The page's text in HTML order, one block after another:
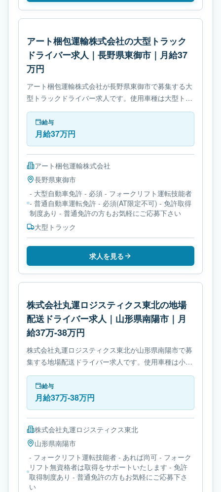
アート梱包運輸株式会社の大型トラック
ドライバー求人｜長野県東御市｜月給37
万円
アート梱包運輸株式会社が長野県東御市で募集する大
型トラックドライバー求人です。使用車種は大型トラ
ックです。勤務時間は- 変形労働時間制です。必要免
許は- 大型自動車免許です。
給与
月給37万円
アート梱包運輸株式会社
長野県東御市
- 大型自動車免許 - 必須 - フォークリフト運転技能者
- 普通自動車運転免許 - 必須(AT限定不可) - 免許取得
制度あり - 普通免許の方もお気軽にご応募下さい
大型トラック
求人を見る
株式会社丸運ロジスティクス東北の地場
配送ドライバー求人｜山形県南陽市｜月
給37万-38万円
株式会社丸運ロジスティクス東北が山形県南陽市で募
集する地場配送ドライバー求人です。使用車種は小型
トラックです。必要免許は- フォークリフト運転技能
者です。
給与
月給37万-38万円
株式会社丸運ロジスティクス東北
山形県南陽市
- フォークリフト運転技能者 - あれば尚可 - フォーク
リフト無資格者は取得をサポートいたします - 免許
取得制度あり - 普通免許の方もお気軽にご応募下さ
い